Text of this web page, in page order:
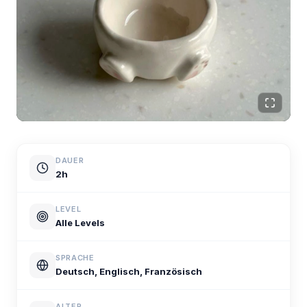
DAUER
2h
LEVEL
Alle Levels
SPRACHE
Deutsch, Englisch, Französisch